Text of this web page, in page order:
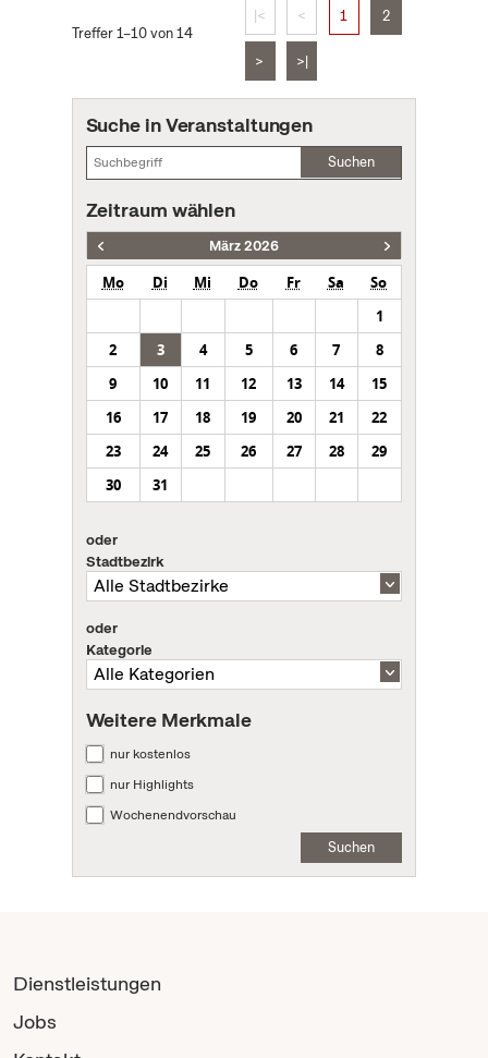
Treffer 1–10 von 14
|< < 1 2
> >|
Suche in Veranstaltungen
Suchen
Zeitraum wählen
März 2026
Mo Di Mi Do Fr Sa
So
1
2
3 4 5 6 7
8
9
10 11 12 13 14
15
16
17 18 19 20 21
22
23
24 25 26 27 28
29
30
31
oder
Stadtbezirk
oder
Kategorie
Weitere Merkmale
nur kostenlos
nur Highlights
Wochenendvorschau
Suchen
Dienstleistungen
Jobs